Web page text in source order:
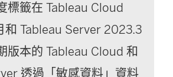
標籤在 Tableau Cloud
和 Tableau Server 2023.3
版本的 Tableau Cloud 和
透過「敏感資料」資料